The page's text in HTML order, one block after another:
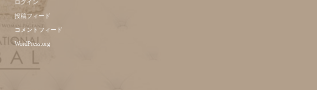
ログイン
投稿フィード
コメントフィード
WordPress.org